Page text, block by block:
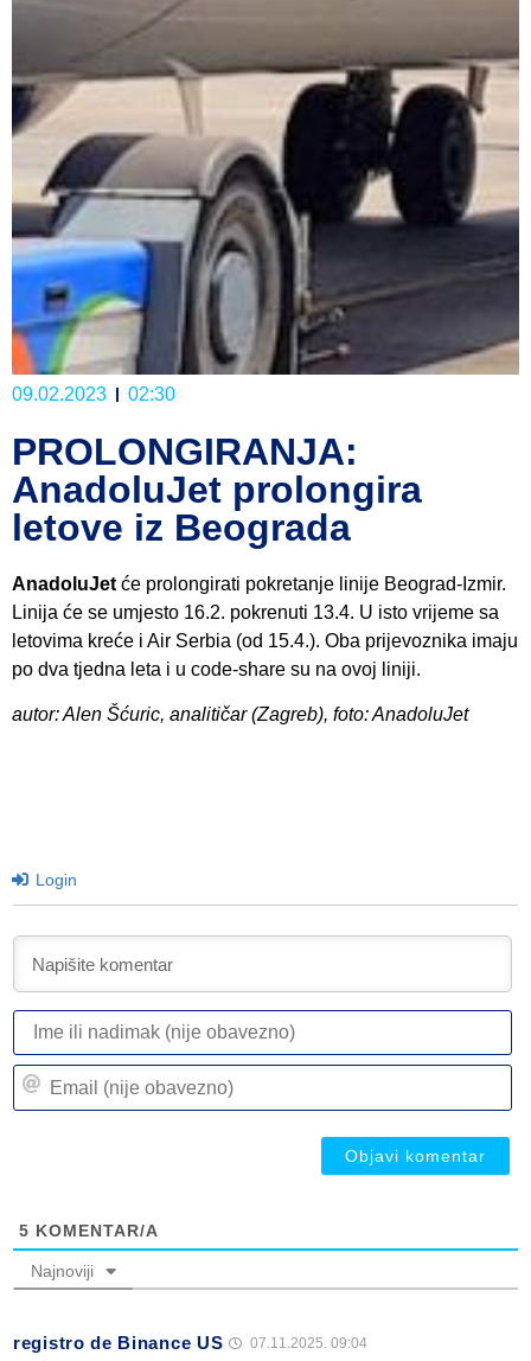
09.02.2023 02:30
PROLONGIRANJA:
AnadoluJet prolongira
letove iz Beograda
AnadoluJet će prolongirati pokretanje linije Beograd-Izmir.
Linija će se umjesto 16.2. pokrenuti 13.4. U isto vrijeme sa
letovima kreće i Air Serbia (od 15.4.). Oba prijevoznika imaju
po dva tjedna leta i u code-share su na ovoj liniji.
autor: Alen Šćuric, analitičar (Zagreb), foto: AnadoluJet
Login
5 KOMENTAR/A
Najnoviji
registro de Binance US 07.11.2025. 09:04